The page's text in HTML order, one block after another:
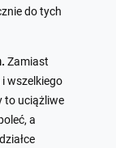
do tych
Zamiast
wszelkiego
to uciążliwe
a